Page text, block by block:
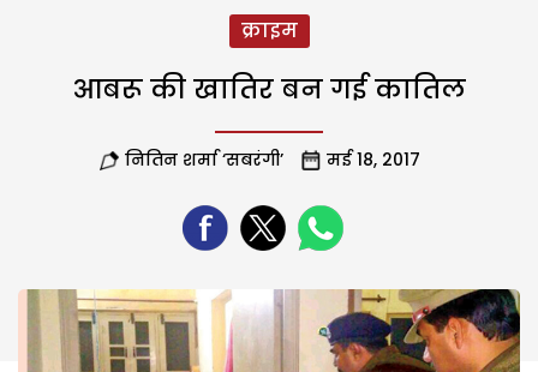
क्राइम
आबरू की खातिर बन गई कातिल
नितिन शर्मा ‘सबरंगी’ मई 18, 2017